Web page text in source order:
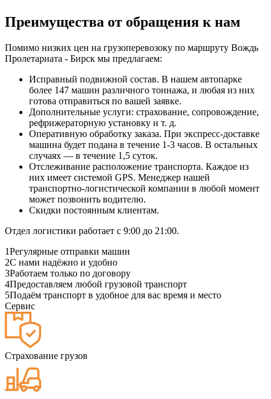
Преимущества от обращения к нам
Помимо низких цен на грузоперевозоку по маршруту Вождь
Пролетариата - Бирск мы предлагаем:
Исправный подвижной состав. В нашем автопарке
более 147 машин различного тоннажа, и любая из них
готова отправиться по вашей заявке.
Дополнительные услуги: страхование, сопровождение,
рефрижераторную установку и т. д.
Оперативную обработку заказа. При экспресс-доставке
машина будет подана в течение 1-3 часов. В остальных
случаях — в течение 1,5 суток.
Отслеживание расположение транспорта. Каждое из
них имеет системой GPS. Менеджер нашей
транспортно-логистической компании в любой момент
может позвонить водителю.
Скидки постоянным клиентам.
Отдел логистики работает с 9:00 до 21:00.
1Регулярные отправки машин
2С нами надёжно и удобно
3Работаем только по договору
4Предоставляем любой грузовой транспорт
5Подаём транспорт в удобное для вас время и место
Сервис
Страхование грузов